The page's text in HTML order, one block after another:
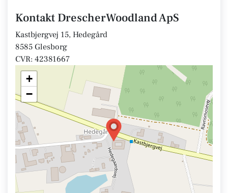
Kontakt DrescherWoodland ApS
Kastbjergvej 15, Hedegård
8585 Glesborg
CVR: 42381667
+
−